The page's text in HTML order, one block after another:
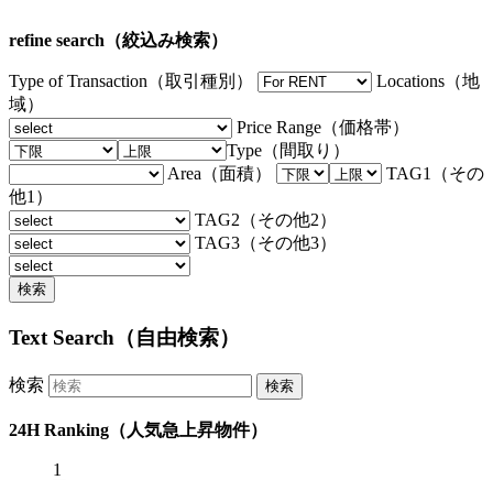
refine search（絞込み検索）
Type of Transaction（取引種別）
Locations（地
域）
Price Range（価格帯）
Type（間取り）
Area（面積）
TAG1（その
他1）
TAG2（その他2）
TAG3（その他3）
Text Search（自由検索）
検索
24H Ranking（人気急上昇物件）
1